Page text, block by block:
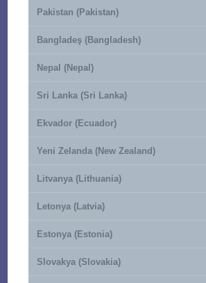
Pakistan (Pakistan)
Bangladeş (Bangladesh)
Nepal (Nepal)
Sri Lanka (Sri Lanka)
Ekvador (Ecuador)
Yeni Zelanda (New Zealand)
Litvanya (Lithuania)
Letonya (Latvia)
Estonya (Estonia)
Slovakya (Slovakia)